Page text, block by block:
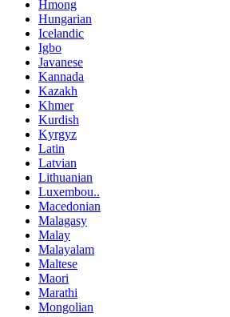
Hmong
Hungarian
Icelandic
Igbo
Javanese
Kannada
Kazakh
Khmer
Kurdish
Kyrgyz
Latin
Latvian
Lithuanian
Luxembou..
Macedonian
Malagasy
Malay
Malayalam
Maltese
Maori
Marathi
Mongolian